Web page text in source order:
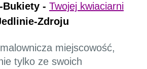
- Twojej kwiaciarni
Zdroju
miejscowość,
tylko ze swoich